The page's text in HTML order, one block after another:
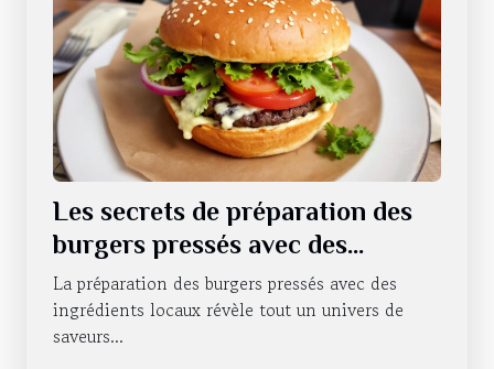
Les secrets de préparation des
burgers pressés avec des
ingrédients locaux
La préparation des burgers pressés avec des
ingrédients locaux révèle tout un univers de
saveurs...